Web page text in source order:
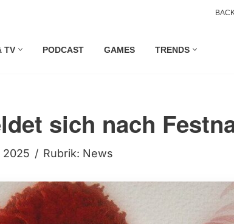
TV PODCAST GAMES TRENDS
sich nach
2025 Rubrik: News